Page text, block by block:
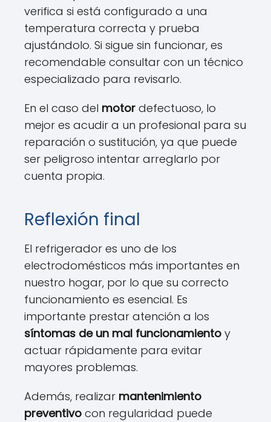
verifica si está configurado a una
temperatura correcta y prueba
ajustándolo. Si sigue sin funcionar, es
recomendable consultar con un técnico
especializado para revisarlo.
En el caso del motor defectuoso, lo
mejor es acudir a un profesional para su
reparación o sustitución, ya que puede
ser peligroso intentar arreglarlo por
cuenta propia.
Reflexión final
El refrigerador es uno de los
electrodomésticos más importantes en
nuestro hogar, por lo que su correcto
funcionamiento es esencial. Es
importante prestar atención a los
síntomas de un mal funcionamiento y
actuar rápidamente para evitar
mayores problemas.
Además, realizar mantenimiento
preventivo con regularidad puede